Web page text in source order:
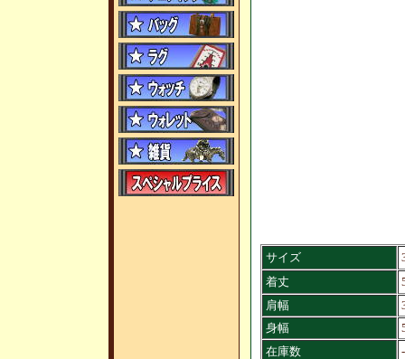
サイズ
着丈
肩幅
身幅
在庫数
-